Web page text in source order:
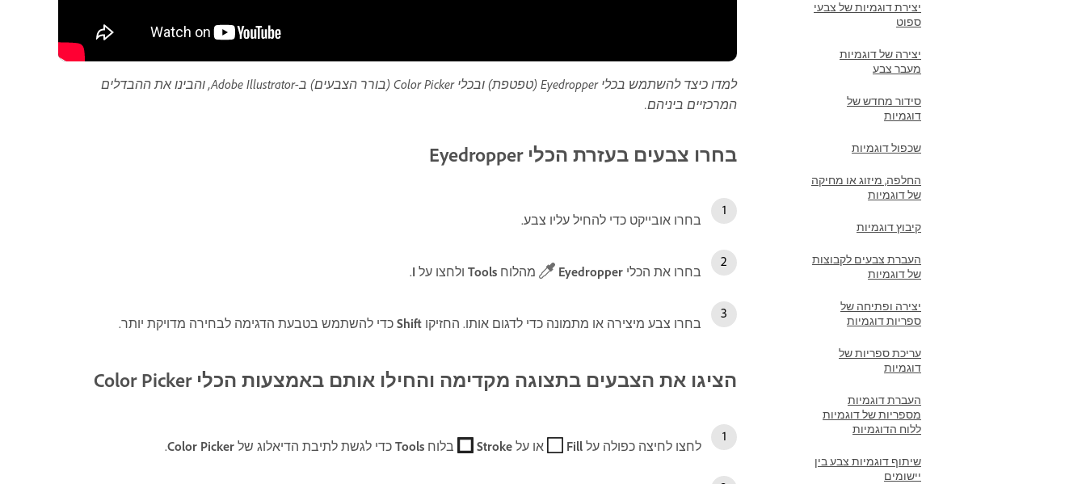
יצירת דוגמיות של צבעי
ספוט
יצירה של דוגמיות
מעבר צבע
סידור מחדש של
דוגמיות
שכפול דוגמיות
החלפה, מיזוג או מחיקה
של דוגמיות
קיבוץ דוגמיות
העברת צבעים לקבוצות
של דוגמיות
יצירה ופתיחה של
ספריות דוגמיות
עריכת ספריות של
דוגמיות
העברת דוגמיות
מספריות של דוגמיות
ללוח הדוגמיות
שיתוף דוגמיות צבע בין
יישומים
למדו כיצד להשתמש בכלי Eyedropper (טפטפת) ובכלי Color Picker (בורר הצבעים) ב-Adobe Illustrator, והבינו את ההבדלים
המרכזיים ביניהם.
בחרו צבעים בעזרת הכלי Eyedropper
בחרו אובייקט כדי להחיל עליו צבע.
בחרו את הכלי Eyedropper מהלוח Tools ולחצו על I
.
בחרו צבע מיצירה או מתמונה כדי לדגום אותו. החזיקו Shift כדי להשתמש בטבעת הדגימה לבחירה מדויקת יותר.
הציגו את הצבעים בתצוגה מקדימה והחילו אותם באמצעות הכלי Color Picker‏
לחצו לחיצה כפולה על Fill או על Stroke בלוח Tools כדי לגשת לתיבת הדיאלוג של Color Picker
.